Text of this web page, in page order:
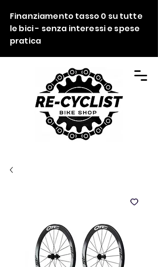
Finanziamento tasso 0 su tutte
le bici - senza interessi e spese
pratica